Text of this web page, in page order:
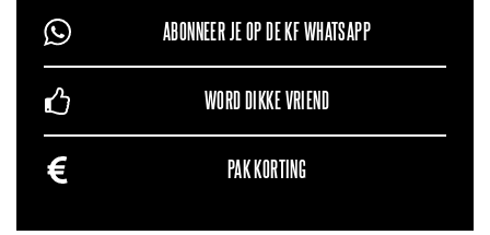
ABONNEER JE OP DE KF WHATSAPP
WORD DIKKE VRIEND
PAK KORTING